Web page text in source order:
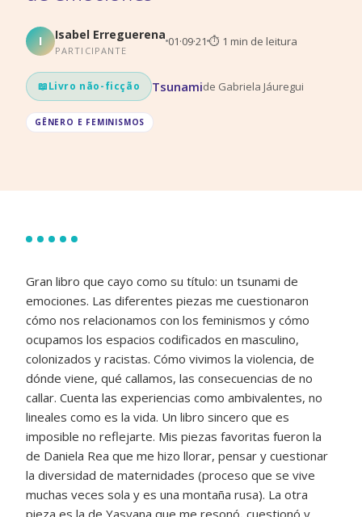
I Isabel Erreguerena
PARTICIPANTE
01·09·21 ⏱ 1 min de leitura
📖Livro não-ficção Tsunamide Gabriela Jáuregui
GÊNERO E FEMINISMOS
Gran libro que cayo como su título: un tsunami de
emociones. Las diferentes piezas me cuestionaron
cómo nos relacionamos con los feminismos y cómo
ocupamos los espacios codificados en masculino,
colonizados y racistas. Cómo vivimos la violencia, de
dónde viene, qué callamos, las consecuencias de no
callar. Cuenta las experiencias como ambivalentes, no
lineales como es la vida. Un libro sincero que es
imposible no reflejarte. Mis piezas favoritas fueron la
de Daniela Rea que me hizo llorar, pensar y cuestionar
la diversidad de maternidades (proceso que se vive
muchas veces sola y es una montaña rusa). La otra
pieza es la de Yasyana que me resonó, cuestionó y